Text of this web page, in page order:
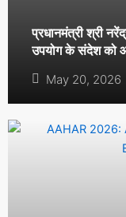
प्रधानमंत्री श्री
उपयोग के संदेश को
May 20, 2026